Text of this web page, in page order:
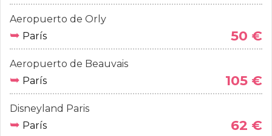
Aeropuerto de Orly
➥ París 50 €
Aeropuerto de Beauvais
➥ París 105 €
Disneyland Paris
➥ París 62 €